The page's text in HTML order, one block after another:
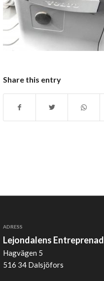
Share this entry
ADRESS
Lejondalens Entreprenad
Hagvägen 5
516 34 Dalsjöfors